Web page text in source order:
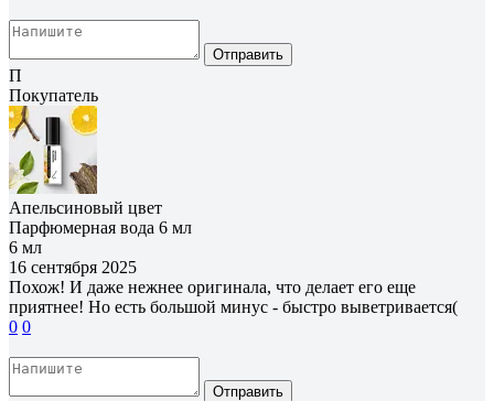
Отправить
П
Покупатель
Апельсиновый цвет
Парфюмерная вода 6 мл
6 мл
16 сентября 2025
Похож! И даже нежнее оригинала, что делает его еще
приятнее! Но есть большой минус - быстро выветривается(
0 0
Отправить